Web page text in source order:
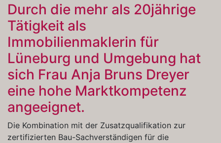
Durch die mehr als 20jährige
Tätigkeit als
Immobilienmaklerin für
Lüneburg und Umgebung hat
sich Frau Anja Bruns Dreyer
eine hohe Marktkompetenz
angeeignet.
Die Kombination mit der Zusatzqualifikation zur
zertifizierten Bau-Sachverständigen für die